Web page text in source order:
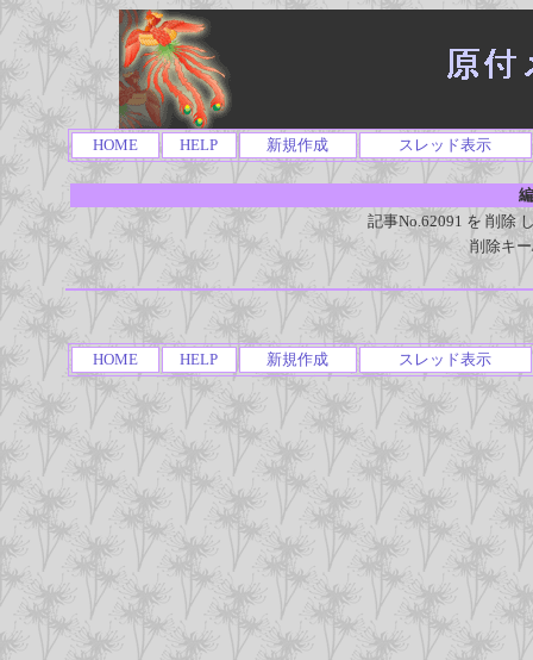
HOME HELP 新規作成 スレッド表示
記事No.62091 を 削除
削除キ
HOME HELP 新規作成 スレッド表示